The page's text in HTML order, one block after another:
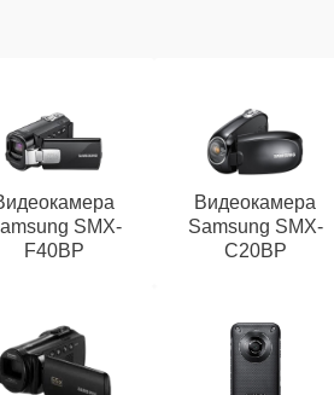
SMX-
F40BP
Видеокамера
Samsung SMX-
C20BP